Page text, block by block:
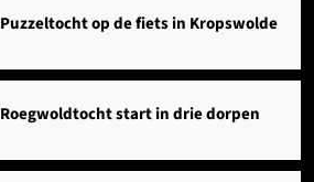
Puzzeltocht op de fiets in Kropswolde
Roegwoldtocht start in drie dorpen